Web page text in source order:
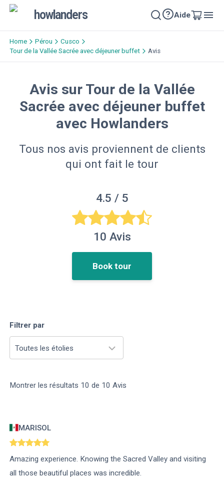
howlanders Aide
Home Pérou
Cusco
Tour de la Vallée Sacrée avec déjeuner buffet
Avis
Avis sur Tour de la Vallée
Sacrée avec déjeuner buffet
avec Howlanders
Tous nos avis proviennent de clients
qui ont fait le tour
4.5 / 5
10 Avis
Book tour
Filtrer par
Toutes les étolies
Montrer les résultats 10 de 10 Avis
MARISOL
Amazing experience. Knowing the Sacred Valley and visiting
all those beautiful places was incredible.